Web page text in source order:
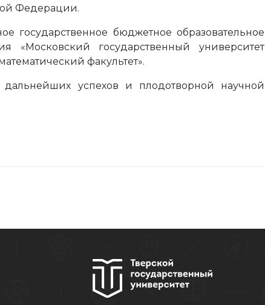
Федерации.
государственное бюджетное образовательное
«Московский государственный университет
факультет».
успехов и плодотворной научной